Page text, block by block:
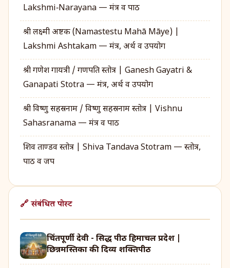
Lakshmi‑Narayana — मंत्र व पाठ
श्री लक्ष्मी अष्टक (Namastestu Mahā Māye) |
Lakshmi Ashtakam — मंत्र, अर्थ व उपयोग
श्री गणेश गायत्री / गणपति स्तोत्र | Ganesh Gayatri &
Ganapati Stotra — मंत्र, अर्थ व उपयोग
श्री विष्णु सहस्रनाम / विष्णु सहस्रनाम स्तोत्र | Vishnu
Sahasranama — मंत्र व पाठ
शिव ताण्डव स्तोत्र | Shiva Tandava Stotram — स्तोत्र,
पाठ व जप
🔗 संबंधित पोस्ट
चिंतपूर्णी देवी - सिद्ध पीठ हिमाचल प्रदेश |
छिन्नमस्तिका की दिव्य शक्तिपीठ